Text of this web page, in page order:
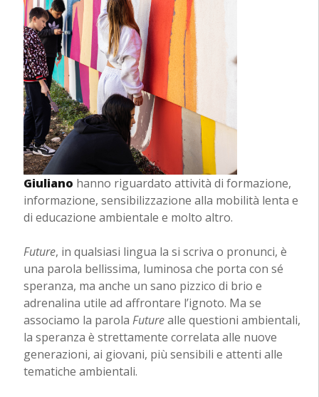
Giuliano hanno riguardato attività di formazione,
informazione, sensibilizzazione alla mobilità lenta e
di educazione ambientale e molto altro.
Future, in qualsiasi lingua la si scriva o pronunci, è
una parola bellissima, luminosa che porta con sé
speranza, ma anche un sano pizzico di brio e
adrenalina utile ad affrontare l’ignoto. Ma se
associamo la parola Futurealle questioni ambientali,
la speranza è strettamente correlata alle nuove
generazioni, ai giovani, più sensibili e attenti alle
tematiche ambientali.